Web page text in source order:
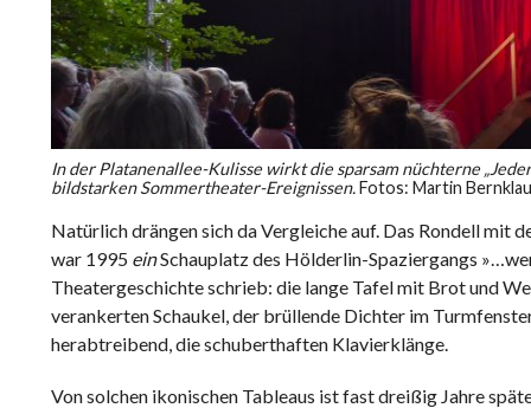
In der Platanenallee-Kulisse wirkt die sparsam nüchterne
bildstarken Sommertheater-Ereignissen.Fotos: Martin Bernklau
Natürlich drängen sich da Vergleiche auf. Das Rondell mit
war 1995 einSchauplatz des Hölderlin-Spaziergangs
Theatergeschichte schrieb: die lange Tafel mit Brot und
verankerten Schaukel, der brüllende Dichter im
herabtreibend, die schuberthaften Klavierklänge.
Von solchen ikonischen Tableaus ist fast dreißig Jahre